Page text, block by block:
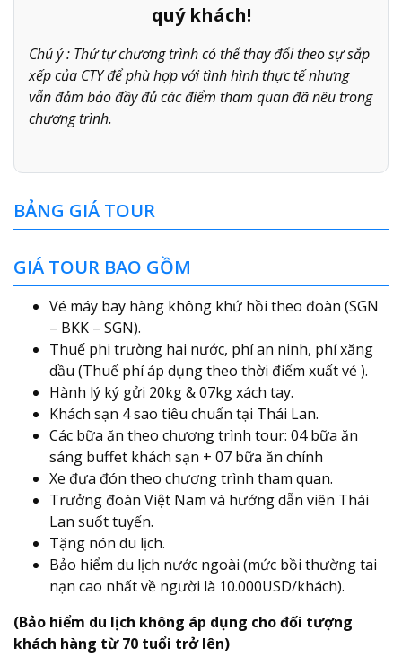
quý khách!
Chú ý : Thứ tự chương trình có thể thay đổi theo sự sắp
xếp của CTY để phù hợp với tình hình thực tế nhưng
vẫn đảm bảo đầy đủ các điểm tham quan đã nêu trong
chương trình.
BẢNG GIÁ TOUR
GIÁ TOUR BAO GỒM
Vé máy bay hàng không khứ hồi theo đoàn (SGN
– BKK – SGN).
Thuế phi trường hai nước, phí an ninh, phí xăng
dầu (Thuế phí áp dụng theo thời điểm xuất vé ).
Hành lý ký gửi 20kg & 07kg xách tay.
Khách sạn 4 sao tiêu chuẩn tại Thái Lan.
Các bữa ăn theo chương trình tour: 04 bữa ăn
sáng buffet khách sạn + 07 bữa ăn chính
Xe đưa đón theo chương trình tham quan.
Trưởng đoàn Việt Nam và hướng dẫn viên Thái
Lan suốt tuyến.
Tặng nón du lịch.
Bảo hiểm du lịch nước ngoài (mức bồi thường tai
nạn cao nhất về người là 10.000USD/khách).
(Bảo hiểm du lịch không áp dụng cho đối tượng
khách hàng từ 70 tuổi trở lên)